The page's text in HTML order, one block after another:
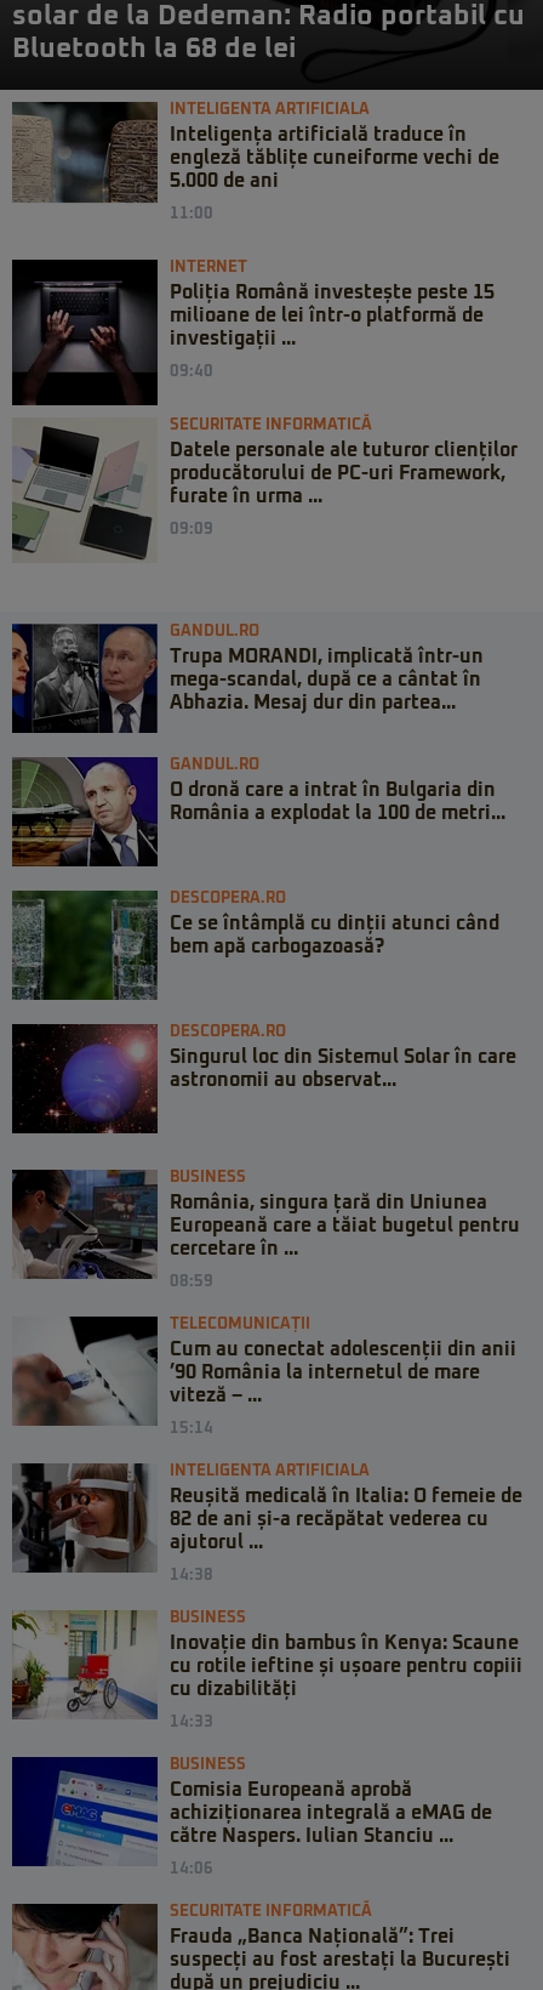
solar de la Dedeman: Radio portabil cu
Bluetooth la 68 de lei
INTELIGENTA ARTIFICIALA
Inteligența artificială traduce în
engleză tăblițe cuneiforme vechi de
5.000 de ani
11:00
INTERNET
Poliția Română investește peste 15
milioane de lei într-o platformă de
investigații ...
09:40
SECURITATE INFORMATICĂ
Datele personale ale tuturor clienților
producătorului de PC-uri Framework,
furate în urma ...
09:09
GANDUL.RO
Trupa MORANDI, implicată într-un
mega-scandal, după ce a cântat în
Abhazia. Mesaj dur din partea...
GANDUL.RO
O dronă care a intrat în Bulgaria din
România a explodat la 100 de metri...
DESCOPERA.RO
Ce se întâmplă cu dinții atunci când
bem apă carbogazoasă?
DESCOPERA.RO
Singurul loc din Sistemul Solar în care
astronomii au observat...
BUSINESS
România, singura țară din Uniunea
Europeană care a tăiat bugetul pentru
cercetare în ...
08:59
TELECOMUNICAȚII
Cum au conectat adolescenții din anii
’90 România la internetul de mare
viteză – ...
15:14
INTELIGENTA ARTIFICIALA
Reușită medicală în Italia: O femeie de
82 de ani și-a recăpătat vederea cu
ajutorul ...
14:38
BUSINESS
Inovație din bambus în Kenya: Scaune
cu rotile ieftine și ușoare pentru copiii
cu dizabilități
14:33
BUSINESS
Comisia Europeană aprobă
achiziționarea integrală a eMAG de
către Naspers. Iulian Stanciu ...
14:06
SECURITATE INFORMATICĂ
Frauda „Banca Națională”: Trei
suspecți au fost arestați la București
după un prejudiciu ...